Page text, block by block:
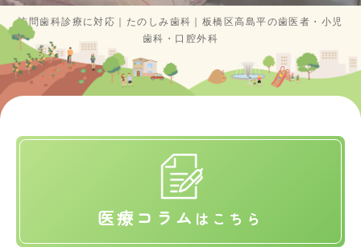
訪問歯科診療に対応｜たのしみ歯科｜板橋区高島平の歯医者・小児
歯科・口腔外科
医療コラム は こちら